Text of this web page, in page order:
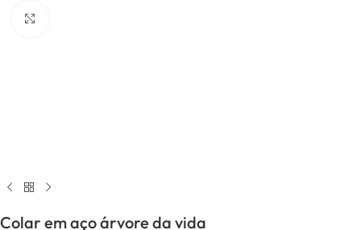
Colar em aço árvore da vida